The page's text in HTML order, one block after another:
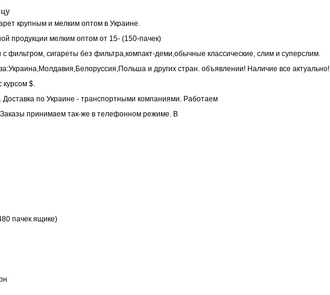
крупным и мелким оптом в Украине.
продукции мелким оптом от 15- (150-пачек)
с фильтром, сигареты без фильтра,компакт-деми,обычные классические, слим и суперслим.
и других стран. объявлении! Наличие все актуально!
курсом $.
Доставка по Украине - транспортными компаниями. Работаем
принимаем так-же в телефонном режиме. В
пачек ящике)